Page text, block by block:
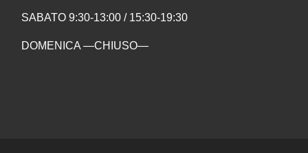
SABATO 9:30-13:00 / 15:30-19:30
DOMENICA —CHIUSO—